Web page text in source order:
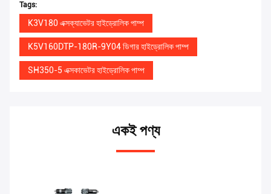
Tags:
K3V180 এক্সক্যাভেটর হাইড্রোলিক পাম্প
K5V160DTP-180R-9Y04 ডিগার হাইড্রোলিক পাম্প
SH350-5 এক্সকাভেটর হাইড্রোলিক পাম্প
একই পণ্য